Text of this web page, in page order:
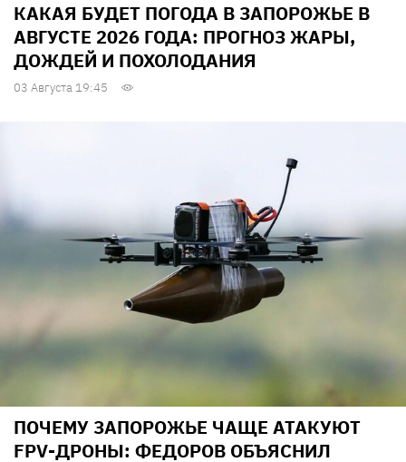
КАКАЯ БУДЕТ ПОГОДА В ЗАПОРОЖЬЕ В
АВГУСТЕ 2026 ГОДА: ПРОГНОЗ ЖАРЫ,
ДОЖДЕЙ И ПОХОЛОДАНИЯ
03 Августа 19:45
ПОЧЕМУ ЗАПОРОЖЬЕ ЧАЩЕ АТАКУЮТ
FPV-ДРОНЫ: ФЕДОРОВ ОБЪЯСНИЛ